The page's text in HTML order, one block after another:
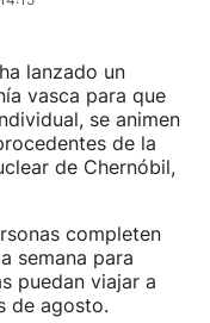
lanzado un
vasca para que
se animen
de la
de Chernóbil,
completen
semana para
puedan viajar a
de agosto.